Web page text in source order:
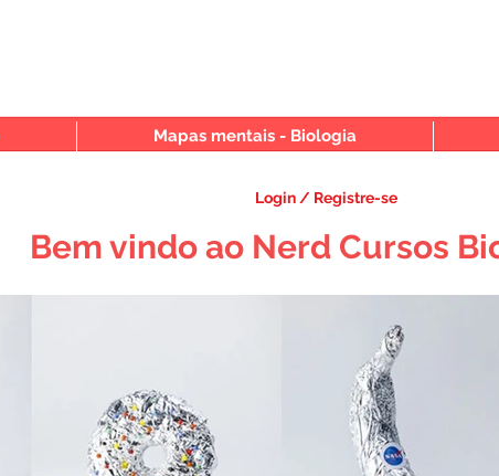
Mapas mentais - Biologia
Login / Registre-se
Bem vindo ao Nerd Cursos